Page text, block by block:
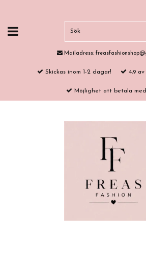
Mailadress:
Skickas inom 1-2 dagar! 4,9
Möjlighet att betala